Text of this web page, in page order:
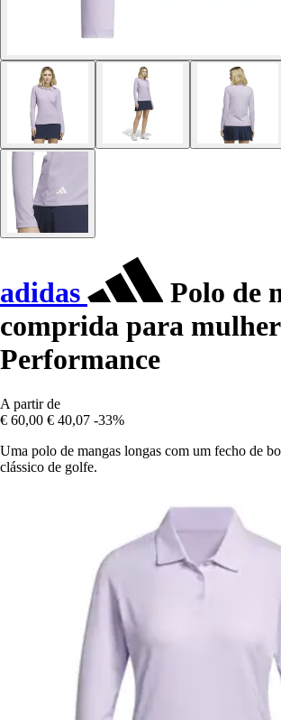
adidas
Polo de
comprida para mulher
Performance
A partir de
€ 60,00 € 40,07 -33%
Uma polo de mangas longas com um fecho de
clássico de golfe.